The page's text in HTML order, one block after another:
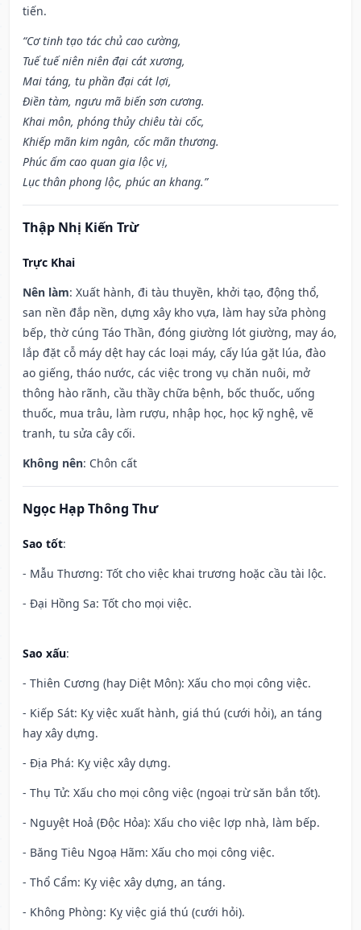
tiến.
“Cơ tinh tạo tác chủ cao cường,
Tuế tuế niên niên đại cát xương,
Mai táng, tu phần đại cát lợi,
Điền tàm, ngưu mã biến sơn cương.
Khai môn, phóng thủy chiêu tài cốc,
Khiếp mãn kim ngân, cốc mãn thương.
Phúc ấm cao quan gia lộc vị,
Lục thân phong lộc, phúc an khang.”
Thập Nhị Kiến Trừ
Trực Khai
Nên làm: Xuất hành, đi tàu thuyền, khởi tạo, động thổ,
san nền đắp nền, dựng xây kho vựa, làm hay sửa phòng
bếp, thờ cúng Táo Thần, đóng giường lót giường, may áo,
lắp đặt cỗ máy dệt hay các loại máy, cấy lúa gặt lúa, đào
ao giếng, tháo nước, các việc trong vụ chăn nuôi, mở
thông hào rãnh, cầu thầy chữa bệnh, bốc thuốc, uống
thuốc, mua trâu, làm rượu, nhập học, học kỹ nghệ, vẽ
tranh, tu sửa cây cối.
Không nên: Chôn cất
Ngọc Hạp Thông Thư
Sao tốt:
- Mẫu Thương: Tốt cho việc khai trương hoặc cầu tài lộc.
- Đại Hồng Sa: Tốt cho mọi việc.
Sao xấu:
- Thiên Cương (hay Diệt Môn): Xấu cho mọi công việc.
- Kiếp Sát: Kỵ việc xuất hành, giá thú (cưới hỏi), an táng
hay xây dựng.
- Địa Phá: Kỵ việc xây dựng.
- Thụ Tử: Xấu cho mọi công việc (ngoại trừ săn bắn tốt).
- Nguyệt Hoả (Độc Hỏa): Xấu cho việc lợp nhà, làm bếp.
- Băng Tiêu Ngoạ Hãm: Xấu cho mọi công việc.
- Thổ Cẩm: Kỵ việc xây dựng, an táng.
- Không Phòng: Kỵ việc giá thú (cưới hỏi).